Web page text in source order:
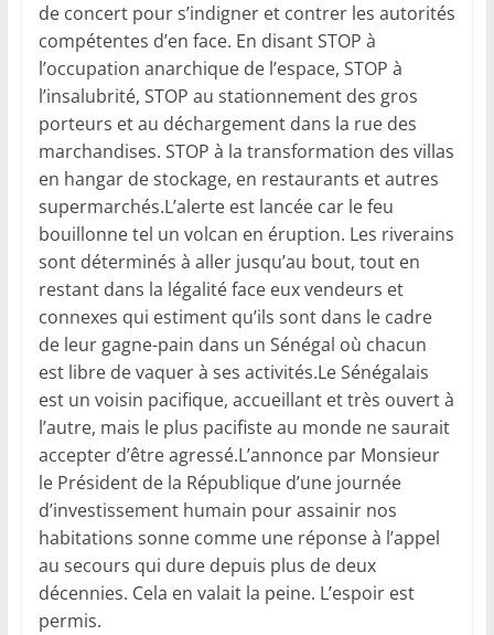
de concert pour s’indigner et contrer les autorités
compétentes d’en face. En disant STOP à
l’occupation anarchique de l’espace, STOP à
l’insalubrité, STOP au stationnement des gros
porteurs et au déchargement dans la rue des
marchandises. STOP à la transformation des villas
en hangar de stockage, en restaurants et autres
supermarchés.L’alerte est lancée car le feu
bouillonne tel un volcan en éruption. Les riverains
sont déterminés à aller jusqu’au bout, tout en
restant dans la légalité face eux vendeurs et
connexes qui estiment qu’ils sont dans le cadre
de leur gagne-pain dans un Sénégal où chacun
est libre de vaquer à ses activités.Le Sénégalais
est un voisin pacifique, accueillant et très ouvert à
l’autre, mais le plus pacifiste au monde ne saurait
accepter d’être agressé.L’annonce par Monsieur
le Président de la République d’une journée
d’investissement humain pour assainir nos
habitations sonne comme une réponse à l’appel
au secours qui dure depuis plus de deux
décennies. Cela en valait la peine. L’espoir est
permis.